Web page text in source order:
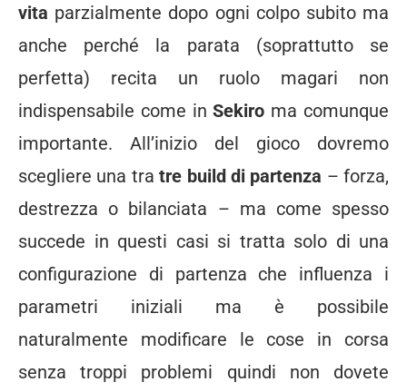
vita parzialmente dopo ogni colpo subito ma
anche perché la parata (soprattutto se
perfetta) recita un ruolo magari non
indispensabile come inSekiro ma comunque
importante. All’inizio del gioco dovremo
scegliere una tratre build di partenza – forza,
destrezza o bilanciata – ma come spesso
succede in questi casi si tratta solo di una
configurazione di partenza che influenza i
parametri iniziali ma è possibile
naturalmente modificare le cose in corsa
senza troppi problemi quindi non dovete